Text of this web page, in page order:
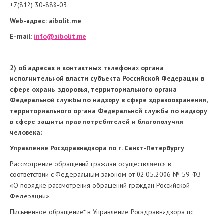
+7(812) 30-888-03.
Web-адрес: aibolit.me
E-mail: info@aibolit.me
2) об адресах и контактных телефонах органа
исполнительной власти субъекта Российской Федерации в
сфере охраны здоровья, территориального органа
Федеральной службы по надзору в сфере здравоохранения,
территориального органа Федеральной службы по надзору
в сфере защиты прав потребителей и благополучия
человека;
Управление Росздравнадзора по г. Санкт-Петербургу
Рассмотрение обращений граждан осуществляется в
соответствии с Федеральным законом от 02.05.2006 № 59-ФЗ
«О порядке рассмотрения обращений граждан Российской
Федерации».
Письменное обращение* в Управление Росздравнадзора по